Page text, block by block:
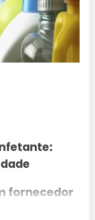
fornecedor